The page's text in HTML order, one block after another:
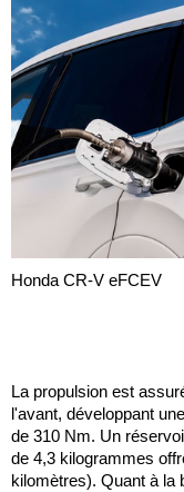
Honda CR-V eFCEV
La propulsion est
l'avant, développant
de 310 Nm. Un
de 4,3 kilogrammes
kilomètres). Quant à la